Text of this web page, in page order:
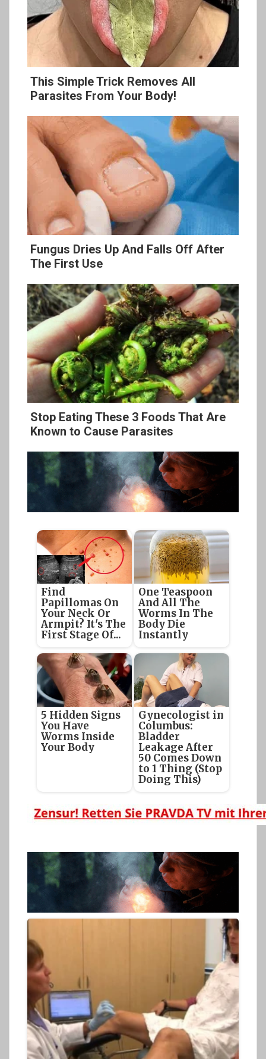
This Simple Trick Removes All
Parasites From Your Body!
Fungus Dries Up And Falls Off After
The First Use
Stop Eating These 3 Foods That Are
Known to Cause Parasites
Find
Papillomas On
Your Neck Or
Armpit? It's The
First Stage Of...
One Teaspoon
And All The
Worms In The
Body Die
Instantly
5 Hidden Signs
You Have
Worms Inside
Your Body
Gynecologist in
Columbus:
Bladder
Leakage After
50 Comes Down
to 1 Thing (Stop
Doing This)